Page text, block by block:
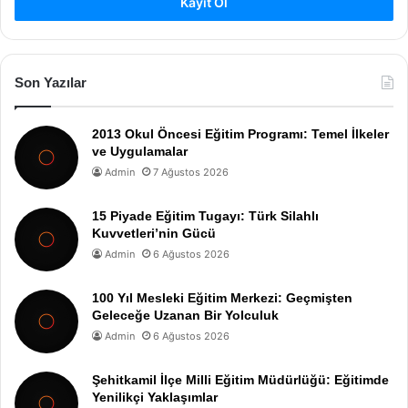
Son Yazılar
2013 Okul Öncesi Eğitim Programı: Temel İlkeler
ve Uygulamalar
Admin 7 Ağustos 2026
15 Piyade Eğitim Tugayı: Türk Silahlı
Kuvvetleri’nin Gücü
Admin 6 Ağustos 2026
100 Yıl Mesleki Eğitim Merkezi: Geçmişten
Geleceğe Uzanan Bir Yolculuk
Admin 6 Ağustos 2026
Şehitkamil İlçe Milli Eğitim Müdürlüğü: Eğitimde
Yenilikçi Yaklaşımlar